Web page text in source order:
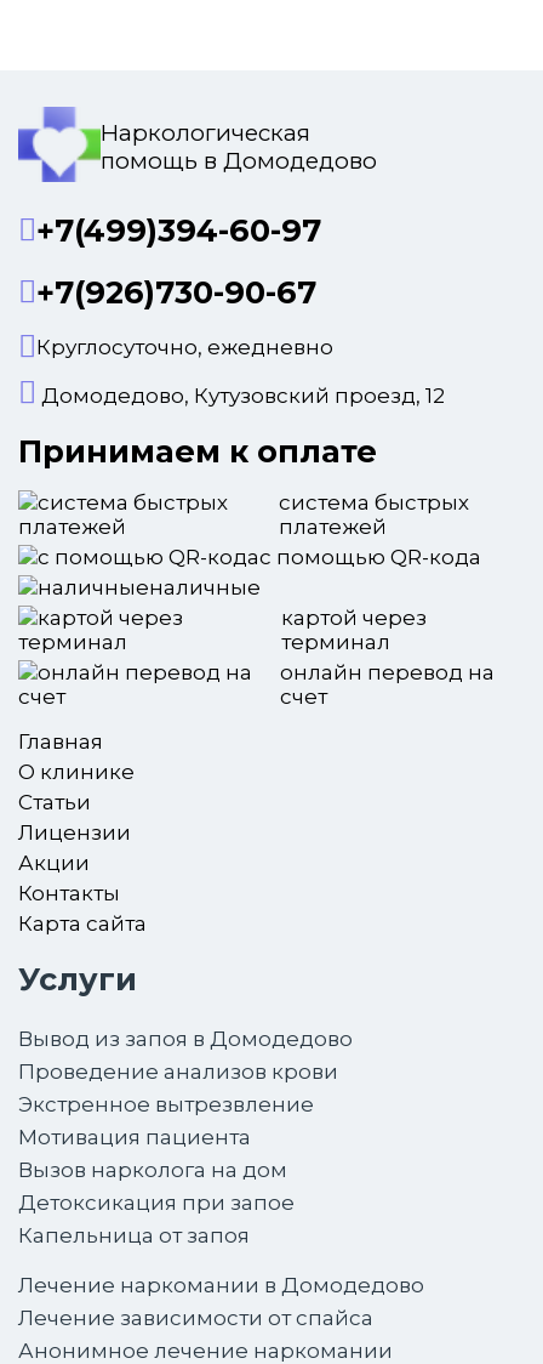
Наркологическая
помощь в Домодедово
+7(499)394-60-97
+7(926)730-90-67
Круглосуточно, ежедневно
Домодедово, Кутузовский проезд, 12
Принимаем к оплате
система быстрых
платежей
с помощью QR-кода
наличные
картой через
терминал
онлайн перевод на
счет
Главная
О клинике
Статьи
Лицензии
Акции
Контакты
Карта сайта
Услуги
Вывод из запоя в Домодедово
Проведение анализов крови
Экстренное вытрезвление
Мотивация пациента
Вызов нарколога на дом
Детоксикация при запое
Капельница от запоя
Лечение наркомании в Домодедово
Лечение зависимости от спайса
Анонимное лечение наркомании